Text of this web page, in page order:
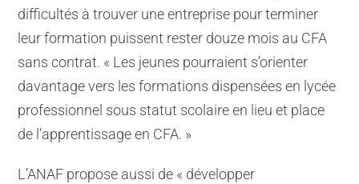
difficultés à trouver une entreprise pour terminer
leur formation puissent rester douze mois au CFA
sans contrat. « Les jeunes pourraient s’orienter
davantage vers les formations dispensées en lycée
professionnel sous statut scolaire en lieu et place
de l’apprentissage en CFA. »
L’ANAF propose aussi de « développer